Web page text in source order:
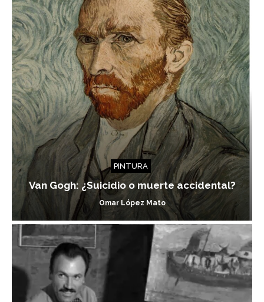
PINTURA
Van Gogh: ¿Suicidio o muerte accidental?
Omar López Mato